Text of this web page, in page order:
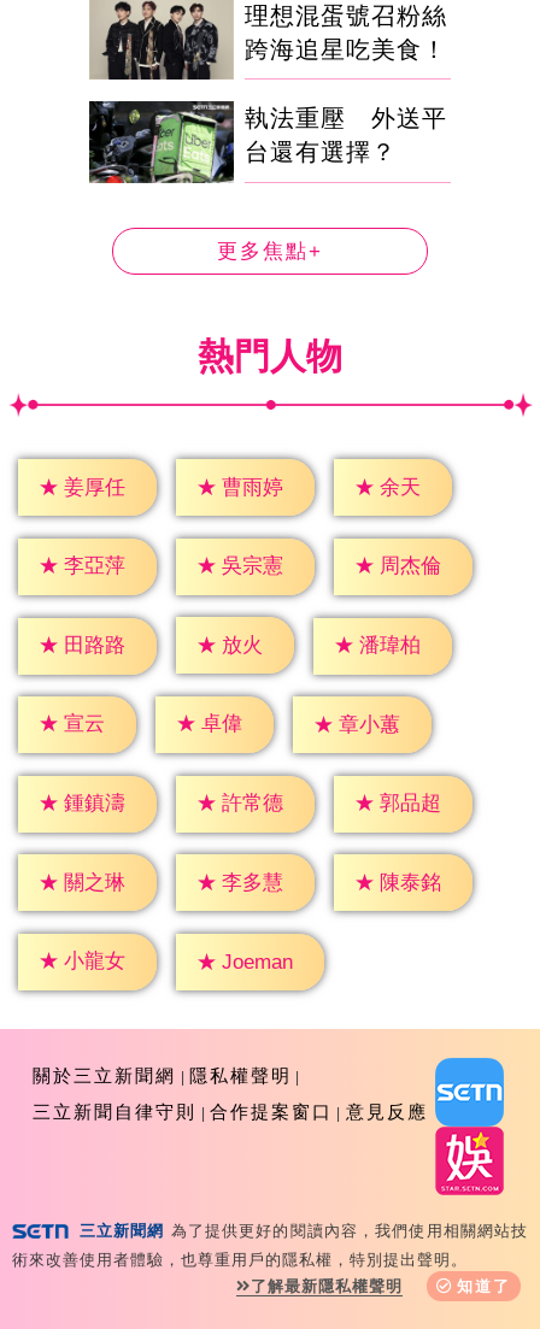
理想混蛋號召粉絲
跨海追星吃美食！
執法重壓 外送平
台還有選擇？
更多焦點+
熱門人物
★ 姜厚任 ★ 曹雨婷 ★ 余天
★ 李亞萍 ★ 吳宗憲 ★ 周杰倫
★ 田路路 ★ 放火 ★ 潘瑋柏
★ 宣云 ★ 卓偉 ★ 章小蕙
★ 鍾鎮濤 ★ 許常德 ★ 郭品超
★ 關之琳 ★ 李多慧 ★ 陳泰銘
★ 小龍女 ★ Joeman
關於三立新聞網
隱私權聲明
三立新聞自律守則
合作提案窗口 意見反應
Copyright ©2026 Sanlih E-Television All Rights
Reserved 版權所有 盜用必究 台北市內湖區舊宗路一段159
號 02-8792-8888
三立新聞網 為了提供更好的閱讀內容，我們使用相關網站技
術來改善使用者體驗，也尊重用戶的隱私權，特別提出聲明。
了解最新隱私權聲明
知道了